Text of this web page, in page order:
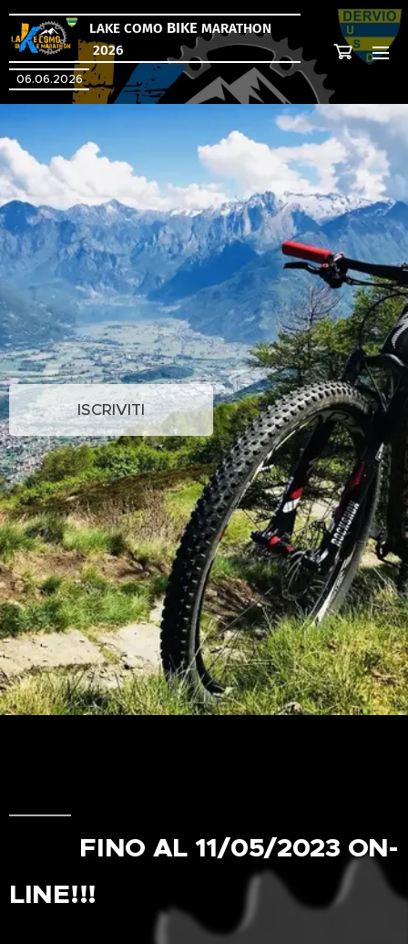
LAKE COMO BIKE MARATHON
2026
06.06.2026
ISCRIVITI
FINO AL 11/05/2023 ON-
LINE!!!